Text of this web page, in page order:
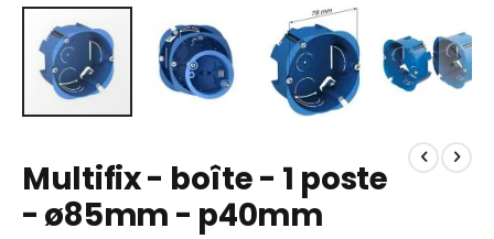
the
beginning
of
Multifix - boîte - 1 poste
- ø85mm - p40mm